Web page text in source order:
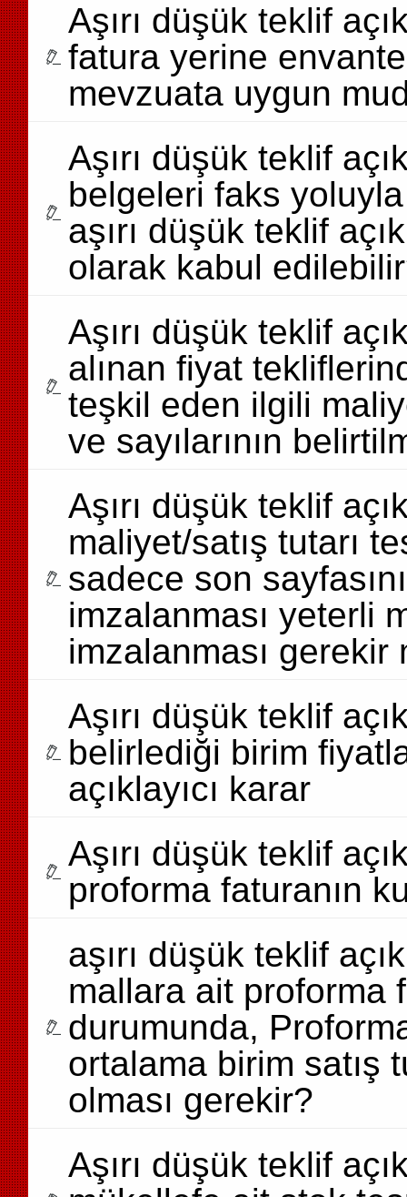
Aşırı düşük teklif
fatura yerine
mevzuata uygun
Aşırı düşük teklif
belgeleri faks
aşırı düşük teklif
olarak kabul
Aşırı düşük teklif
alınan fiyat
teşkil eden ilgili
ve sayılarının
Aşırı düşük teklif
maliyet/satış tutarı
sadece son
imzalanması yeterli
imzalanması gerekir
Aşırı düşük teklif
belirlediği birim
açıklayıcı karar
Aşırı düşük teklif
proforma faturanın
aşırı düşük teklif
mallara ait proforma
durumunda,
ortalama birim satış
olması gerekir?
Aşırı düşük teklif